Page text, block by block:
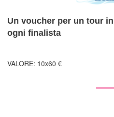
Un voucher per un tour
ogni finalista
VALORE: 10x60 €